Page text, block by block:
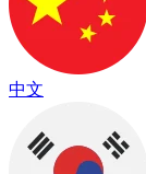
中文